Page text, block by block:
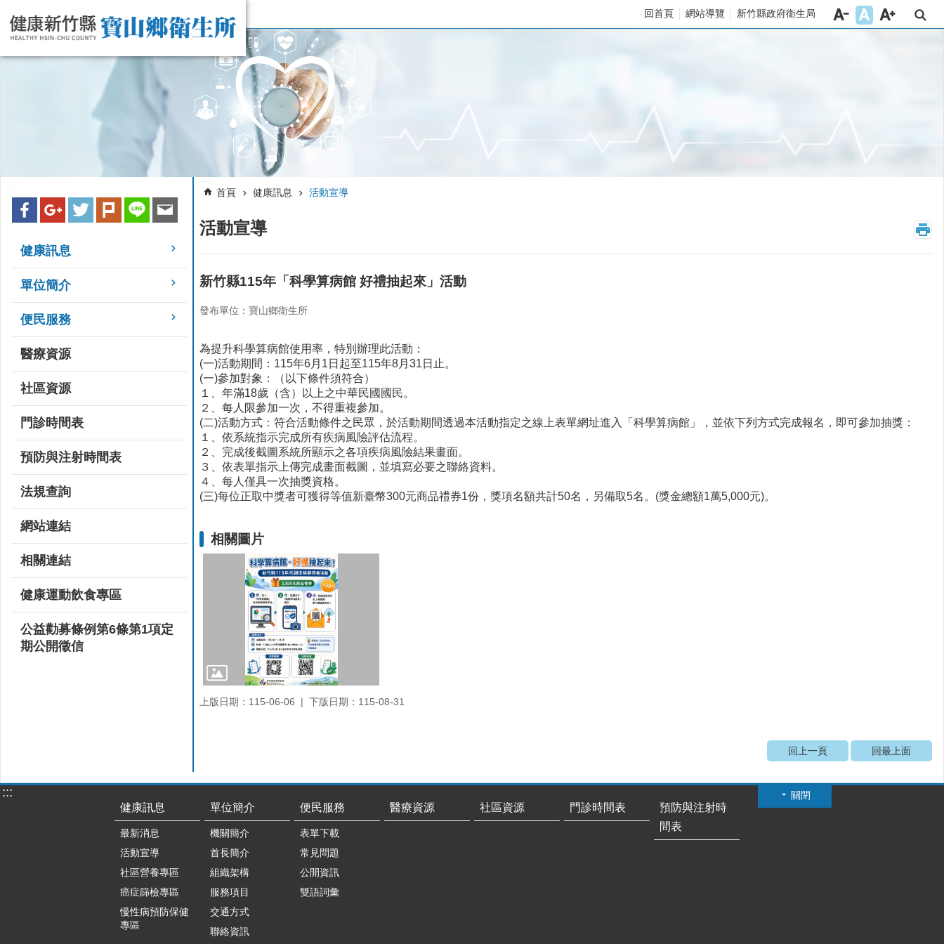
跳到主要內容區塊 回首頁 網站導覽 新竹縣政府衛生局
健康訊息
單位簡介
便民服務
醫療資源
社區資源
門診時間表
預防與注射時間表
法規查詢
網站連結
相關連結
健康運動飲食專區
公益勸募條例第6條第1項定
期公開徵信
首頁 健康訊息 活動宣導
活動宣導 _
新竹縣115年「科學算病館 好禮抽起來」活動
發布單位：寶山鄉衛生所
為提升科學算病館使用率，特別辦理此活動：
(一)活動期間：115年6月1日起至115年8月31日止。
(一)參加對象：（以下條件須符合）
１、年滿18歲（含）以上之中華民國國民。
２、每人限參加一次，不得重複參加。
(二)活動方式：符合活動條件之民眾，於活動期間透過本活動指定之線上表單網址進入「科學算病館」，並依下列方式完成報名，即可參加抽獎：
１、依系統指示完成所有疾病風險評估流程。
２、完成後截圖系統所顯示之各項疾病風險結果畫面。
３、依表單指示上傳完成畫面截圖，並填寫必要之聯絡資料。
４、每人僅具一次抽獎資格。
(三)每位正取中獎者可獲得等值新臺幣300元商品禮券1份，獎項名額共計50名，另備取5名。(獎金總額1萬5,000元)。
相關圖片
上版日期：115-06-06 下版日期：115-08-31
回上一頁 回最上面
關閉
:::
健康訊息
最新消息
活動宣導
社區營養專區
癌症篩檢專區
慢性病預防保健
專區
單位簡介
機關簡介
首長簡介
組織架構
服務項目
交通方式
聯絡資訊
便民服務
表單下載
常見問題
公開資訊
雙語詞彙
醫療資源 社區資源 門診時間表
預防與注射時
間表